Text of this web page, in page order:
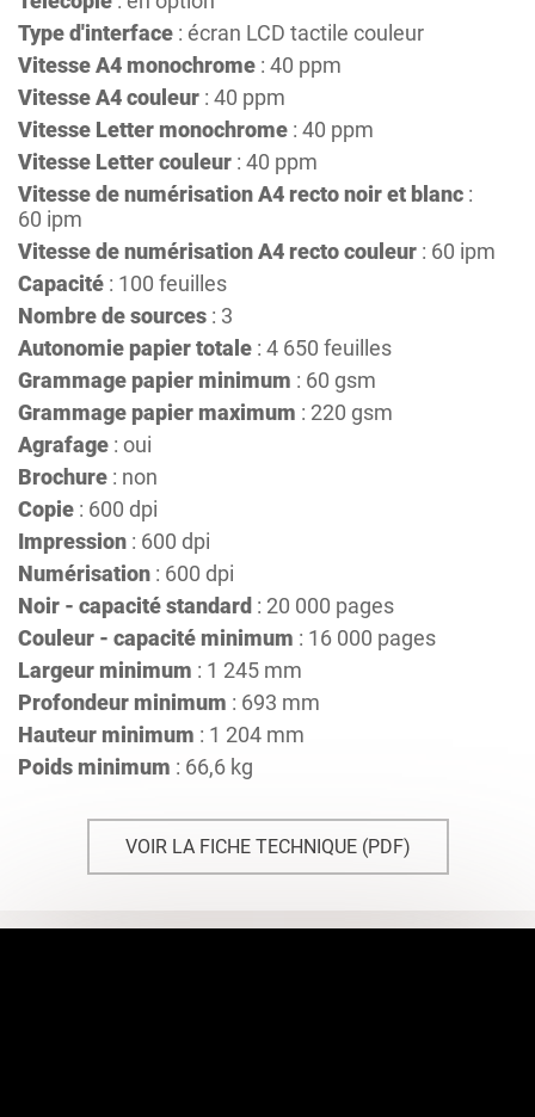
Type d'interface : écran LCD tactile couleur
Vitesse A4 monochrome : 40 ppm
Vitesse A4 couleur : 40 ppm
Vitesse Letter monochrome : 40 ppm
Vitesse Letter couleur : 40 ppm
Vitesse de numérisation A4 recto noir et blanc :
60 ipm
Vitesse de numérisation A4 recto couleur : 60 ipm
Capacité : 100 feuilles
Nombre de sources : 3
Autonomie papier totale : 4 650 feuilles
Grammage papier minimum : 60 gsm
Grammage papier maximum : 220 gsm
Agrafage : oui
Brochure : non
Copie : 600 dpi
Impression : 600 dpi
Numérisation : 600 dpi
Noir - capacité standard : 20 000 pages
Couleur - capacité minimum : 16 000 pages
Largeur minimum : 1 245 mm
Profondeur minimum : 693 mm
Hauteur minimum : 1 204 mm
Poids minimum : 66,6 kg
VOIR LA FICHE TECHNIQUE (PDF)